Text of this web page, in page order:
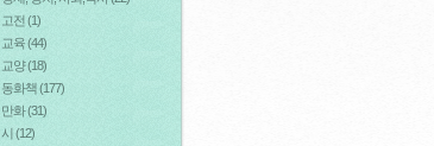
고전 (1)
교육(44)
교양(18)
동화책(177)
만화(31)
시 (12)